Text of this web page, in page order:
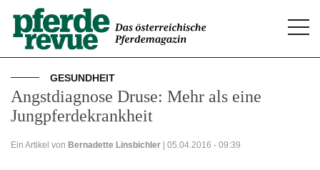
GESUNDHEIT
Angstdiagnose Druse: Mehr als eine
Jungpferdekrankheit
Ein Artikel von Bernadette Linsbichler | 05.04.2016 - 09:39